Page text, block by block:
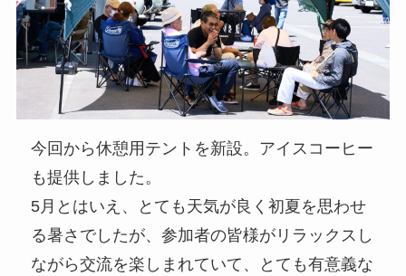
今回から休憩用テントを新設。アイスコーヒー
も提供しました。
5月とはいえ、とても天気が良く初夏を思わせ
る暑さでしたが、参加者の皆様がリラックスし
ながら交流を楽しまれていて、とても有意義な